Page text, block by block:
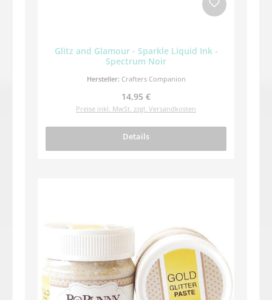
Glitz and Glamour - Sparkle Liquid Ink -
Spectrum Noir
Hersteller: Crafters Companion
Regulärer Preis:
14,95 €
Preise inkl. MwSt. zzgl. Versandkosten
Details